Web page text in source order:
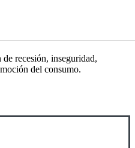
recesión, inseguridad,
del consumo.